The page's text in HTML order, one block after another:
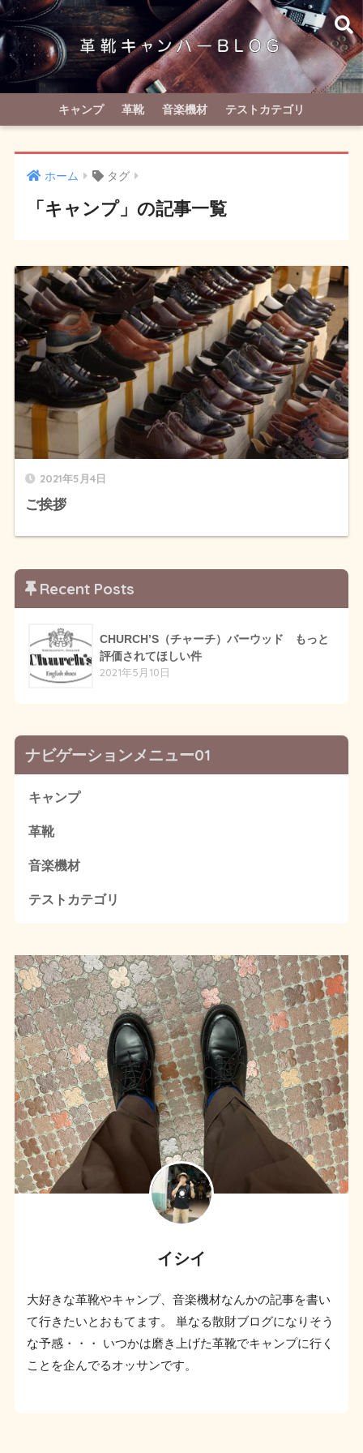
キャンプ 革靴 音楽機材 テストカテゴリ
ホーム タグ
「キャンプ」の記事一覧
2021年5月4日
ご挨拶
Recent Posts
CHURCH’S（チャーチ）バーウッド もっと
評価されてほしい件
2021年5月10日
ナビゲーションメニュー01
キャンプ
革靴
音楽機材
テストカテゴリ
イシイ
大好きな革靴やキャンプ、音楽機材なんかの記事を書い
て行きたいとおもてます。 単なる散財ブログになりそう
な予感・・・ いつかは磨き上げた革靴でキャンプに行く
ことを企んでるオッサンです。